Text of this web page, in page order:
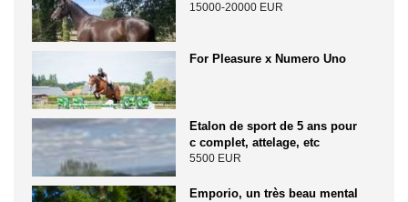
15000-20000 EUR
For Pleasure x Numero Uno
Etalon de sport de 5 ans pour
c complet, attelage, etc
5500 EUR
Emporio, un très beau mental